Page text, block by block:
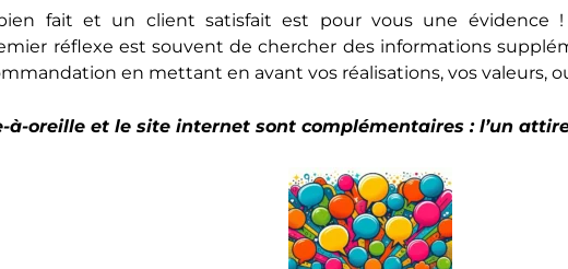
fait et un client satisfait est pour vous une évidence !
réflexe est souvent de chercher des informations
en mettant en avant vos réalisations, vos valeurs,
à-oreille et le site internet sont complémentaires : l’un